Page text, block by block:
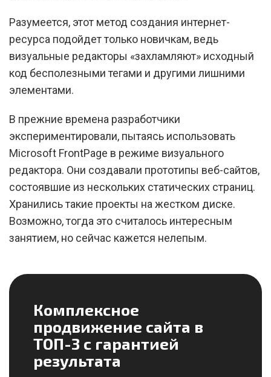
Разумеется, этот метод создания интернет-
ресурса подойдет только новичкам, ведь
визуальные редакторы «захламляют» исходный
код бесполезными тегами и другими лишними
элементами.
В прежние времена разработчики
экспериментировали, пытаясь использовать
Microsoft FrontPage в режиме визуального
редактора. Они создавали прототипы веб-сайтов,
состоявшие из нескольких статических страниц.
Хранились такие проекты на жестком диске.
Возможно, тогда это считалось интересным
занятием, но сейчас кажется нелепым.
Комплексное
продвижение сайта в
ТОП-3 с гарантией
результата